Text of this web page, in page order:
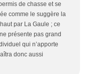
de chasse et se
comme le suggère la
par La Gaule ; ce
présente pas grand
qui n’apporte
donc aussi